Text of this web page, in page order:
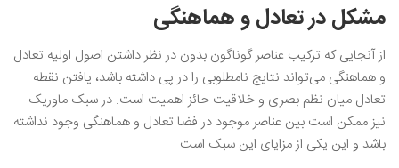
مشکل در تعادل و هماهنگی
از آنجایی که ترکیب عناصر گوناگون بدون در نظر داشتن اصول اولیه تعادل
و هماهنگی می‌تواند نتایج نامطلوبی را در پی داشته باشد، یافتن نقطه
تعادل میان نظم بصری و خلاقیت حائز اهمیت است. در سبک ماوریک
نیز ممکن است بین عناصر موجود در فضا تعادل و هماهنگی وجود نداشته
باشد و این یکی از مزایای این سبک است.